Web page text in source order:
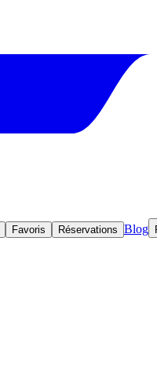
Favoris Réservations Blog